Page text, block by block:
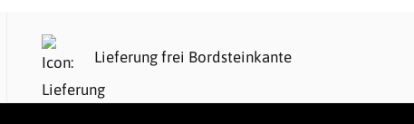
Lieferung frei Bordsteinkante